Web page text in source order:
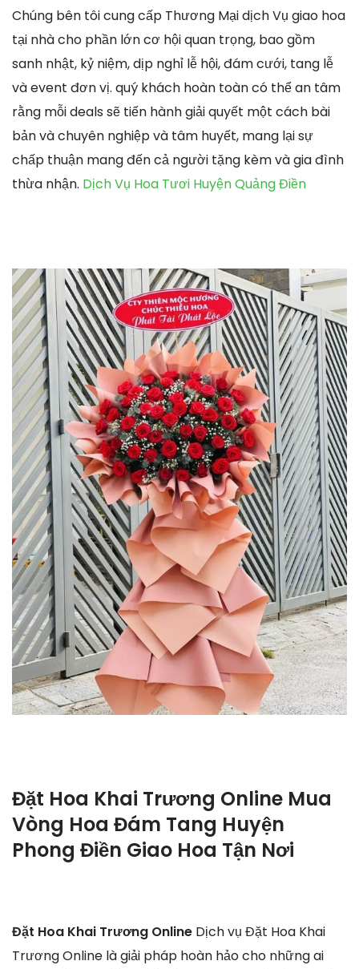
Chúng bên tôi cung cấp Thương Mại dịch Vụ giao hoa
tại nhà cho phần lớn cơ hội quan trọng, bao gồm
sanh nhật, kỷ niệm, dịp nghỉ lễ hội, đám cưới, tang lễ
và event đơn vị. quý khách hoàn toàn có thể an tâm
rằng mỗi deals sẽ tiến hành giải quyết một cách bài
bản và chuyên nghiệp và tâm huyết, mang lại sự
chấp thuận mang đến cả người tặng kèm và gia đình
thừa nhận. Dịch Vụ Hoa Tươi Huyện Quảng Điền
Đặt Hoa Khai Trương Online Mua
Vòng Hoa Đám Tang Huyện
Phong Điền Giao Hoa Tận Nơi
Đặt Hoa Khai Trương Online Dịch vụ Đặt Hoa Khai
Trương Online là giải pháp hoàn hảo cho những ai